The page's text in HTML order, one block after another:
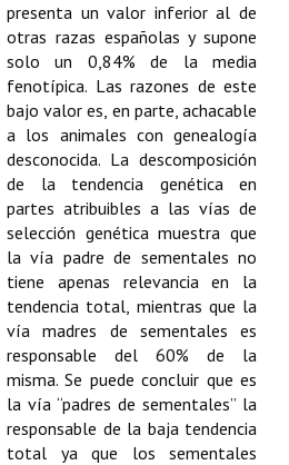
presenta un valor inferior al de
otras razas españolas y supone
solo un 0,84% de la media
fenotípica. Las razones de este
bajo valor es, en parte, achacable
a los animales con genealogía
desconocida. La descomposición
de la tendencia genética en
partes atribuibles a las vías de
selección genética muestra que
la vía padre de sementales no
tiene apenas relevancia en la
tendencia total, mientras que la
vía madres de sementales es
responsable del 60% de la
misma. Se puede concluir que es
la vía “padres de sementales” la
responsable de la baja tendencia
total ya que los sementales